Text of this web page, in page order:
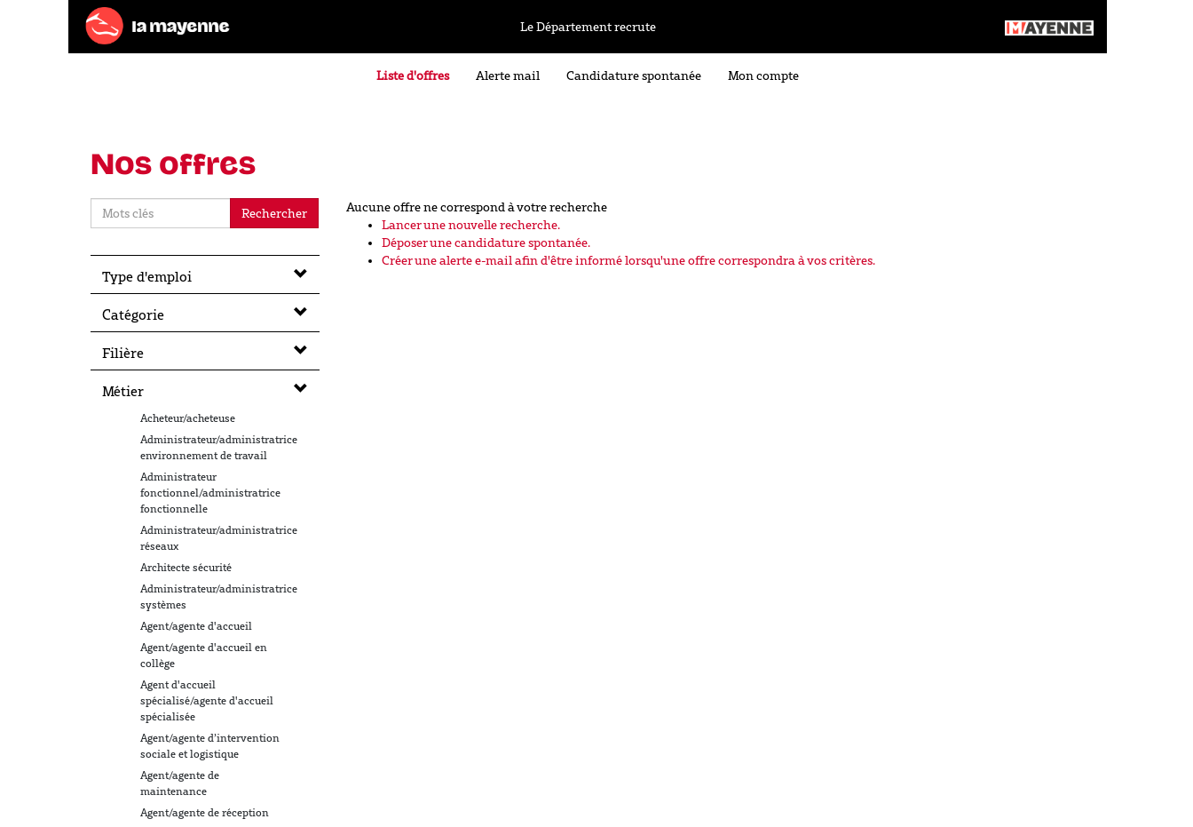
Le Département recrute
Liste d'offres Alerte mail Candidature spontanée Mon compte
Nos offres
Rechercher
Type d'emploi
Catégorie
Filière
Métier
Acheteur/acheteuse
Administrateur/administratrice
environnement de travail
Administrateur
fonctionnel/administratrice
fonctionnelle
Administrateur/administratrice
réseaux
Architecte sécurité
Administrateur/administratrice
systèmes
Agent/agente d'accueil
Agent/agente d'accueil en
collège
Agent d'accueil
spécialisé/agente d'accueil
spécialisée
Agent/agente d’intervention
sociale et logistique
Agent/agente de
maintenance
Agent/agente de réception
Aucune offre ne correspond à votre recherche
Lancer une nouvelle recherche.
Déposer une candidature spontanée.
Créer une alerte e-mail afin d'être informé lorsqu'une offre correspondra à vos critères.